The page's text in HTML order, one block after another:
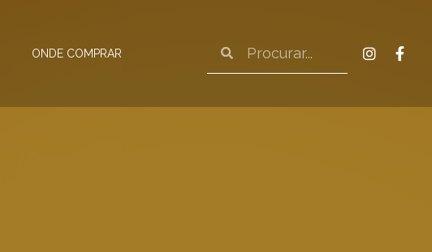
ONDE COMPRAR